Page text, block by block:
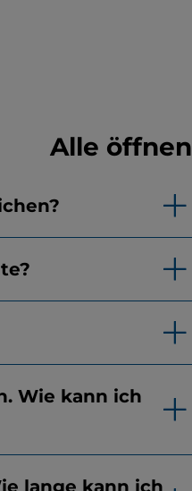
Alle öffnen
Wie kann ich
lange kann ich